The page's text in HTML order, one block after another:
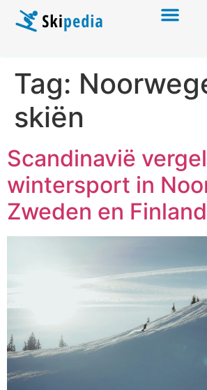
Tag:
skiën
Scandinavië
wintersport in
Zweden en Finland